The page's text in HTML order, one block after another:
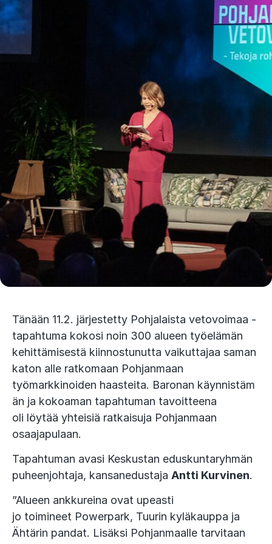
Tänään 11.2. järjestetty Pohjalaista vetovoimaa -
tapahtuma kokosi noin 300 alueen työelämän
kehittämisestä kiinnostunutta vaikuttajaa saman
katon alle ratkomaan Pohjanmaan
työmarkkinoiden haasteita. Baronan käynnistäm
än ja kokoaman tapahtuman tavoitteena
oli löytää yhteisiä ratkaisuja Pohjanmaan
osaajapulaan.
Tapahtuman avasi Keskustan eduskuntaryhmän
puheenjohtaja, kansanedustaja Antti Kurvinen.
”Alueen ankkureina ovat upeasti
jo toimineet Powerpark, Tuurin kyläkauppa ja
Ähtärin pandat. Lisäksi Pohjanmaalle tarvitaan